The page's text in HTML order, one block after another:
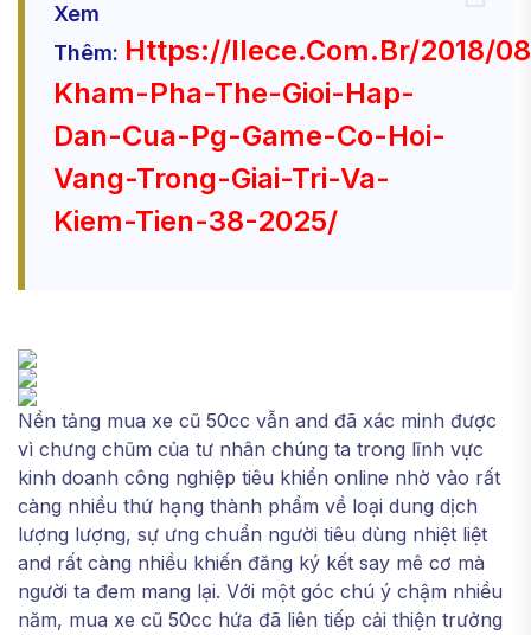
Xem
Thêm: Https://ilece.com.br/2018/
Kham-Pha-The-Gioi-Hap-
Dan-Cua-Pg-Game-Co-Hoi-
Vang-Trong-Giai-Tri-Va-
Kiem-Tien-38-2025/
Nền tảng mua xe cũ 50cc vẫn and đã xác minh được
vì chưng chũm của tư nhân chúng ta trong lĩnh vực
kinh doanh công nghiệp tiêu khiển online nhờ vào rất
càng nhiều thứ hạng thành phẩm về loại dung dịch
lượng lượng, sự ưng chuẩn người tiêu dùng nhiệt liệt
and rất càng nhiều khiến đăng ký kết say mê cơ mà
người ta đem mang lại. Với một góc chú ý chậm nhiều
năm, mua xe cũ 50cc hứa đã liên tiếp cải thiện trưởng